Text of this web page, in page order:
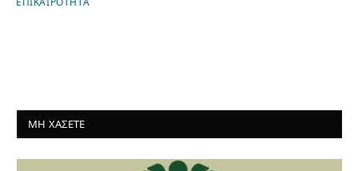
ΕΠΙΚΑΙΡΟΤΗΤΑ
ΜΗ ΧΑΣΕΤΕ